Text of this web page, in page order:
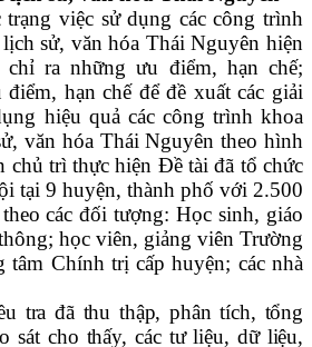
việc sử dụng các công trình
sử, văn hóa Thái Nguyên hiện
ra những ưu điểm, hạn chế;
hạn chế để đề xuất các giải
hiệu quả các công trình khoa
văn hóa Thái Nguyên theo hình
chủ trì thực hiện Đề tài đã tổ chức
tại 9 huyện, thành phố với 2.500
các đối tượng: Học sinh, giáo
học viên, giảng viên Trường
Chính trị cấp huyện; các nhà
tra đã thu thập, phân tích, tổng
sát cho thấy, các tư liệu, dữ liệu,